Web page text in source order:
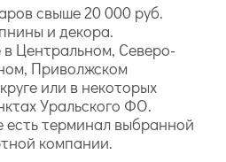
свыше 20 000 руб.
и декора.
Центральном, Северо-
Приволжском
или в некоторых
Уральского ФО.
есть терминал выбранной
компании.